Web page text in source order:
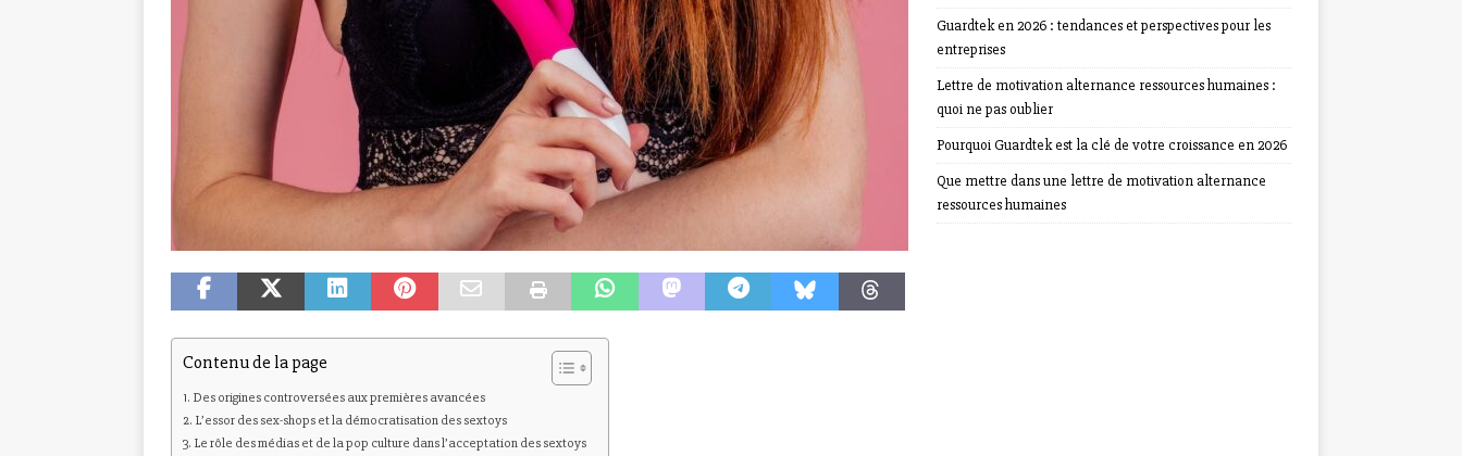
Contenu de la page
Des origines controversées aux premières avancées
L’essor des sex-shops et la démocratisation des sextoys
Le rôle des médias et de la pop culture dans l’acceptation des sextoys
Guardtek en 2026 : tendances et perspectives pour les
entreprises
Lettre de motivation alternance ressources humaines :
quoi ne pas oublier
Pourquoi Guardtek est la clé de votre croissance en 2026
Que mettre dans une lettre de motivation alternance
ressources humaines